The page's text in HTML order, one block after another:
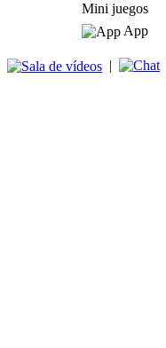
Mini juegos
App
|